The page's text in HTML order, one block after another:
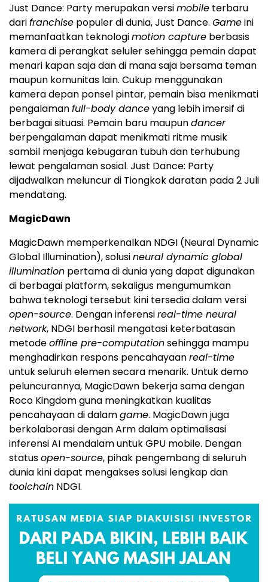
Just Dance: Party merupakan versimobile terbaru
darifranchise populer di dunia, Just Dance. Gameini
memanfaatkan teknologimotion capture berbasis
kamera di perangkat seluler sehingga pemain dapat
menari kapan saja dan di mana saja bersama teman
maupun komunitas lain. Cukup menggunakan
kamera depan ponsel pintar, pemain bisa menikmati
pengalamanfull-body danceyang lebih imersif di
berbagai situasi. Pemain baru maupundancer
berpengalaman dapat menikmati ritme musik
sambil menjaga kebugaran tubuh dan terhubung
lewat pengalaman sosial. Just Dance: Party
dijadwalkan meluncur di Tiongkok daratan pada 2 Juli
mendatang.
MagicDawn
MagicDawn memperkenalkan NDGI (Neural Dynamic
Global Illumination), solusineural dynamic global
illumination pertama di dunia yang dapat digunakan
di berbagai platform, sekaligus mengumumkan
bahwa teknologi tersebut kini tersedia dalam versi
open-source. Dengan inferensireal-time neural
network, NDGI berhasil mengatasi keterbatasan
metodeoffline pre-computationsehingga mampu
menghadirkan respons pencahayaanreal-time
untuk seluruh elemen secara menarik. Untuk demo
peluncurannya, MagicDawn bekerja sama dengan
Roco Kingdom guna meningkatkan kualitas
pencahayaan di dalamgame. MagicDawn juga
berkolaborasi dengan Arm dalam optimalisasi
inferensi AI mendalam untuk GPU mobile. Dengan
statusopen-source, pihak pengembang di seluruh
dunia kini dapat mengakses solusi lengkap dan
toolchain NDGI.